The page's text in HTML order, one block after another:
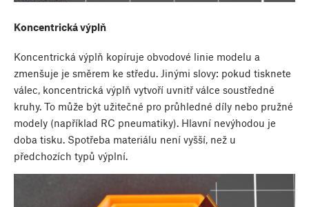
Koncentrická výplň
Koncentrická výplň kopíruje obvodové linie modelu a
zmenšuje je směrem ke středu. Jinými slovy: pokud tisknete
válec, koncentrická výplň vytvoří uvnitř válce soustředné
kruhy. To může být užitečné pro průhledné díly nebo pružné
modely (například RC pneumatiky). Hlavní nevýhodou je
doba tisku. Spotřeba materiálu není vyšší, než u
předchozích typů výplní.